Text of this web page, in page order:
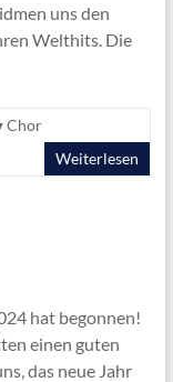
uns den
Welthits. Die
Chor
Weiterlesen
hat begonnen!
einen guten
das neue Jahr